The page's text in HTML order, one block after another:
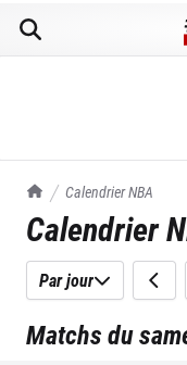
TrashTalk Actu NBA
Calendrier NBA
Calendrier
Par jour
Matchs du